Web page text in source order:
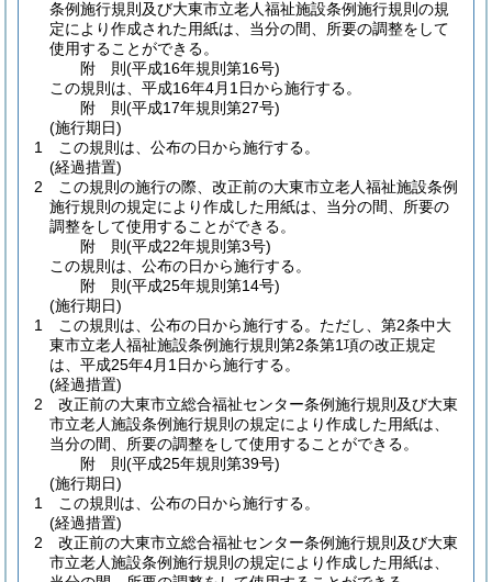
条例施行規則及び大東市立老人福祉施設条例施行規則の規
定により作成された用紙は、当分の間、所要の調整をして
使用することができる。
附 則(平成16年規則第16号)
この規則は、平成16年4月1日から施行する。
附 則(平成17年規則第27号)
(施行期日)
1
この規則は、公布の日から施行する。
(経過措置)
2
この規則の施行の際、改正前の大東市立老人福祉施設条例
施行規則の規定により作成した用紙は、当分の間、所要の
調整をして使用することができる。
附 則(平成22年規則第3号)
この規則は、公布の日から施行する。
附 則(平成25年規則第14号)
(施行期日)
1
この規則は、公布の日から施行する。 ただし、第2条中大
東市立老人福祉施設条例施行規則第2条第1項の改正規定
は、平成25年4月1日から施行する。
(経過措置)
2
改正前の大東市立総合福祉センター条例施行規則及び大東
市立老人施設条例施行規則の規定により作成した用紙は、
当分の間、所要の調整をして使用することができる。
附 則(平成25年規則第39号)
(施行期日)
1
この規則は、公布の日から施行する。
(経過措置)
2
改正前の大東市立総合福祉センター条例施行規則及び大東
市立老人施設条例施行規則の規定により作成した用紙は、